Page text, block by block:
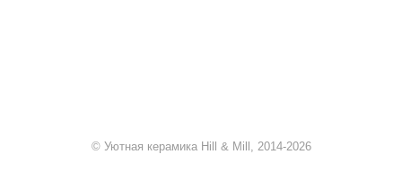
© Уютная керамика Hill & Mill, 2014-2026